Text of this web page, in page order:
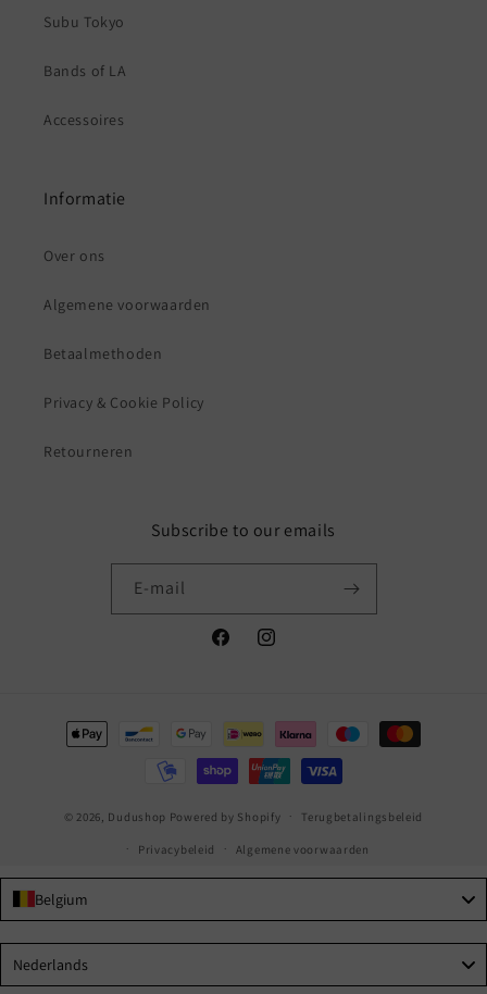
Subu Tokyo
Bands of LA
Accessoires
Informatie
Over ons
Algemene voorwaarden
Betaalmethoden
Privacy & Cookie Policy
Retourneren
Subscribe to our emails
E‑mail
FacebookInstagram
Betaalmethoden
© 2026, Dudushop Powered by Shopify Terugbetalingsbeleid
Privacybeleid Algemene voorwaarden
Belgium
Nederlands